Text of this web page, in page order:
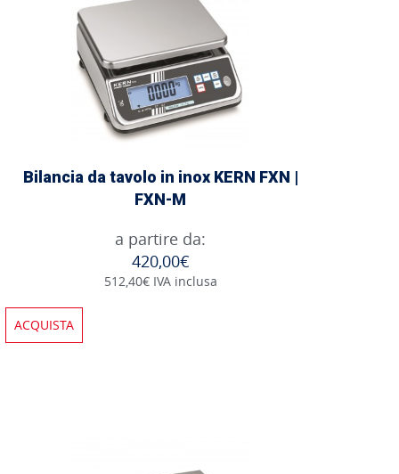
Bilancia da tavolo in inox KERN FXN |
FXN-M
a partire da:
420,00€
512,40€ IVA inclusa
ACQUISTA